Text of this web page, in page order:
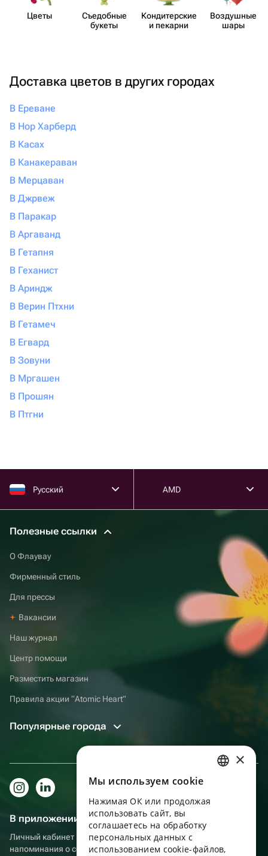
Цветы
Съедобные
букеты
Кондит​ерские
и пекарни
Воздушные
шары
Доставка цветов в других городах
В Ереване
В Нор Харберд
В Касах
В Канакераван
В Мерцаван
В Джрвеж
В Паракар
В Аргаванд
В Гетапня
В Геханист
В Ариндж
В Верин Птхни
В Гетамеч
В Егвард
В Зовуни
В Мргашен
В Прошян
В Птгни
Русский AMD
Полезные ссылки
О Флаувау
Фирменный стиль
Для прессы
Вакансии
Наш журнал
Центр помощи
Разместить магазин
Правила акции “Atomic Heart”
Популярные города
В приложении еще удобнее!
Личный кабинет получателя, больше бонусов за покупки и
напоминания о событиях
ENGLISH
UKRAINIAN
PORTUGUESE
×
Мы используем сookie
Нажимая ОК или продолжая
использовать сайт, вы
соглашаетесь на обработку
персональных данных с
использованием cookie-файлов,